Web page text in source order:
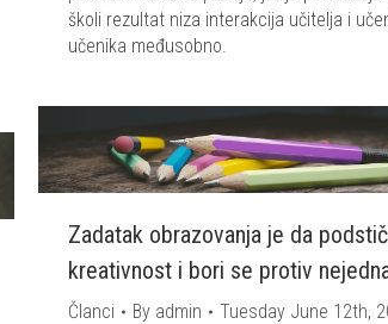
školi rezultat niza interakcija učitelja i
učenika međusobno.
Zadatak obrazovanja je da
kreativnost i bori se protiv
Članci By admin
Tuesday June 12th,